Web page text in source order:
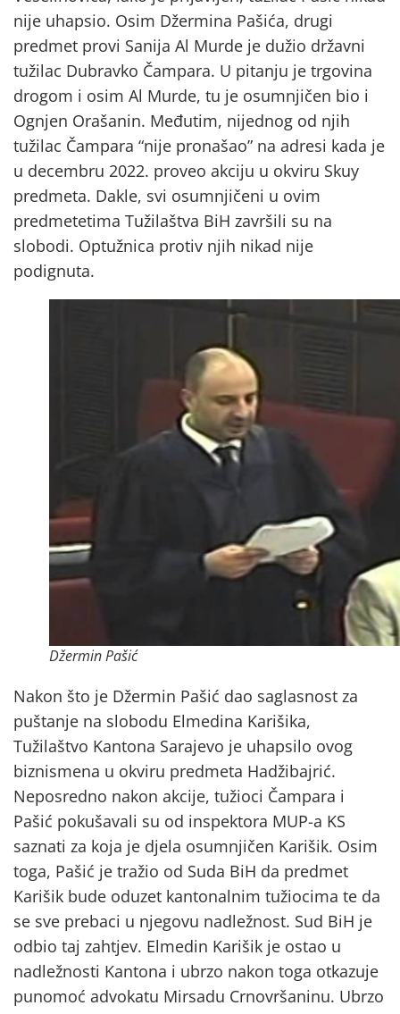
nije uhapsio. Osim Džermina Pašića, drugi
predmet provi Sanija Al Murde je dužio državni
tužilac Dubravko Čampara. U pitanju je trgovina
drogom i osim Al Murde, tu je osumnjičen bio i
Ognjen Orašanin. Međutim, nijednog od njih
tužilac Čampara “nije pronašao” na adresi kada je
u decembru 2022. proveo akciju u okviru Skuy
predmeta. Dakle, svi osumnjičeni u ovim
predmetetima Tužilaštva BiH završili su na
slobodi. Optužnica protiv njih nikad nije
podignuta.
Džermin Pašić
Nakon što je Džermin Pašić dao saglasnost za
puštanje na slobodu Elmedina Karišika,
Tužilaštvo Kantona Sarajevo je uhapsilo ovog
biznismena u okviru predmeta Hadžibajrić.
Neposredno nakon akcije, tužioci Čampara i
Pašić pokušavali su od inspektora MUP-a KS
saznati za koja je djela osumnjičen Karišik. Osim
toga, Pašić je tražio od Suda BiH da predmet
Karišik bude oduzet kantonalnim tužiocima te da
se sve prebaci u njegovu nadležnost. Sud BiH je
odbio taj zahtjev. Elmedin Karišik je ostao u
nadležnosti Kantona i ubrzo nakon toga otkazuje
punomoć advokatu Mirsadu Crnovršaninu. Ubrzo